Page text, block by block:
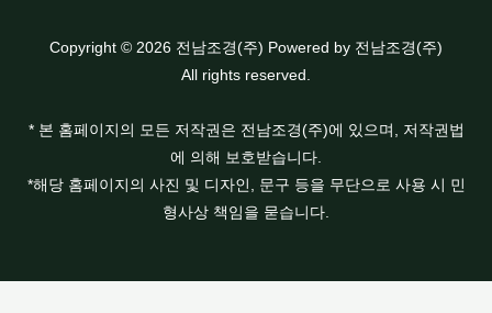
Copyright © 2026 전남조경(주) Powered by 전남조경(주)
All rights reserved.
* 본 홈페이지의 모든 저작권은 전남조경(주)에 있으며, 저작권법
에 의해 보호받습니다.
*해당 홈페이지의 사진 및 디자인, 문구 등을 무단으로 사용 시 민
형사상 책임을 묻습니다.